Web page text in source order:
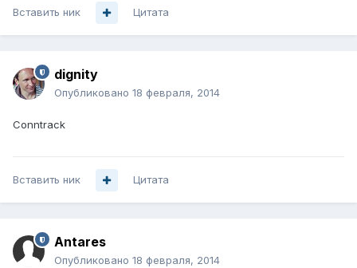
Вставить ник Цитата
dignity
Опубликовано 18 февраля, 2014
Conntrack
Вставить ник Цитата
Antares
Опубликовано 18 февраля, 2014